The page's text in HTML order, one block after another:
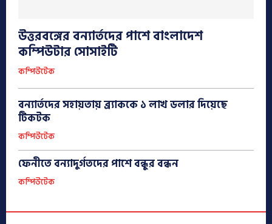
উত্তরবঙ্গের বন্যার্তদের পাশে বাংলাদেশ
কম্পিউটার সোসাইটি
কম্পিউটেক
বন্যার্তদের সহায়তায় ব্র্যাককে ১ লাখ ডলার দিয়েছে
টিকটক
কম্পিউটেক
ফেনীতে বন্যাদুর্গতদের পাশে বন্ধুর বন্ধন
কম্পিউটেক